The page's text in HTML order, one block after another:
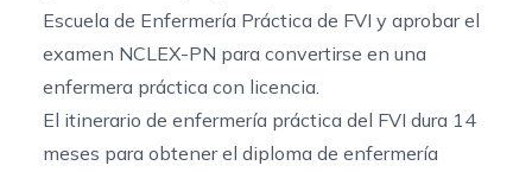
Escuela de Enfermería Práctica de FVI y aprobar el
examen NCLEX-PN para convertirse en una
enfermera práctica con licencia.
El itinerario de enfermería práctica del FVI dura 14
meses para obtener el diploma de enfermería